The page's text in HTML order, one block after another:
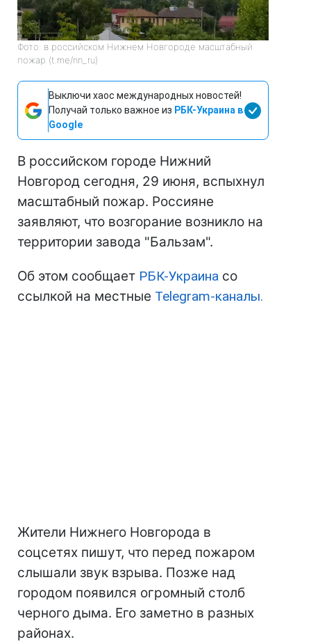
Фото: в российском Нижнем Новгороде масштабный
пожар (t.me/nn_ru)
Выключи хаос международных новостей!
Получай только важное из РБК-Украина в
Google
В российском городе Нижний
Новгород сегодня, 29 июня, вспыхнул
масштабный пожар. Россияне
заявляют, что возгорание возникло на
территории завода "Бальзам".
Об этом сообщает РБК-Украина со
ссылкой на местные Telegram-каналы.
Жители Нижнего Новгорода в
соцсетях пишут, что перед пожаром
слышали звук взрыва. Позже над
городом появился огромный столб
черного дыма. Его заметно в разных
районах.